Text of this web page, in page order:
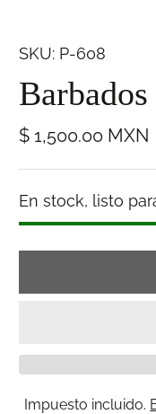
SKU: P-608
$ 1,500.00MXN
Stock
En stock, listo
Impuesto incluido.